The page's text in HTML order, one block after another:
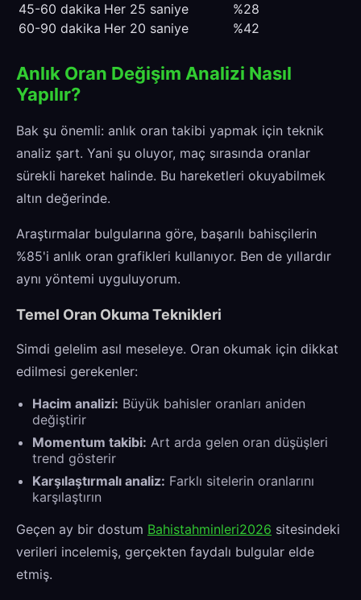
45-60 dakika Her 25 saniye
%28
60-90 dakika Her 20 saniye %42
Anlık Oran Değişim Analizi Nasıl
Yapılır?
Bak şu önemli: anlık oran takibi yapmak için teknik
analiz şart. Yani şu oluyor, maç sırasında oranlar
sürekli hareket halinde. Bu hareketleri okuyabilmek
altın değerinde.
Araştırmalar bulgularına göre, başarılı bahisçilerin
%85'i anlık oran grafikleri kullanıyor. Ben de yıllardır
aynı yöntemi uyguluyorum.
Temel Oran Okuma Teknikleri
Simdi gelelim asıl meseleye. Oran okumak için dikkat
edilmesi gerekenler:
Hacim analizi: Büyük bahisler oranları aniden
değiştirir
Momentum takibi: Art arda gelen oran düşüşleri
trend gösterir
Karşılaştırmalı analiz: Farklı sitelerin oranlarını
karşılaştırın
Geçen ay bir dostum Bahistahminleri2026 sitesindeki
verileri incelemiş, gerçekten faydalı bulgular elde
etmiş.